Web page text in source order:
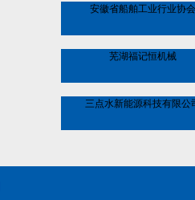
安徽省船舶工业行业协会
芜湖福记恒机械
三点水新能源科技有限公